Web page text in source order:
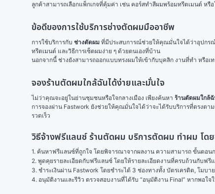
ลูกค้าสามารถเลือกแพ็กเกจที่คุ้มค่า เช่น คอร์สทำสีผมพร้อมทรีตเมนต์ ห
ข้อดีของการใช้บริการช่างตัดผมมืออาชีพ
การใช้บริการกับ ช่างตัดผม ที่มีประสบการณ์ช่วยให้คุณมั่นใจได้ว่าอุปกรณ์
ทรีตเมนต์ และวิธีการเซ็ตผมง่าย ๆ ด้วยตนเองที่บ้าน
นอกจากนี้ ช่างยังสามารถออกแบบทรงผมให้เข้ากับบุคลิก งานที่ทำ หรือ
จองร้านตัดผมใกล้ฉันได้ง่ายและมั่นใจ
ไม่ว่าคุณจะอยู่ในย่านชุมชนหรือใจกลางเมือง เพียงค้นหา ร้านตัดผมใกล้
การจองผ่าน Fastwork ยังช่วยให้คุณมั่นใจได้ว่าจะได้รับบริการที่ตรงต
รวดเร็ว
วิธีจ้างฟรีแลนซ์ ร้านตัดผม บริการตัดผม ทำผม โ
1. ค้นหาฟรีแลนซ์ที่ถูกใจ โดยพิจารณาจากผลงาน ความสามารถ ขั้นตอน
2. พูดคุยรายละเอียดกับฟรีแลนซ์ โดยให้รายละเอียดงานที่ครบถ้วนกับฟ
3. ชำระเงินผ่าน Fastwork โดยชำระได้ 3 ช่องทางทั้ง บัตรเครดิต, โม
4. อนุมัติงานและรีวิว ตรวจสอบงานที่ได้รับ “อนุมัติงาน Final” หากพอใ